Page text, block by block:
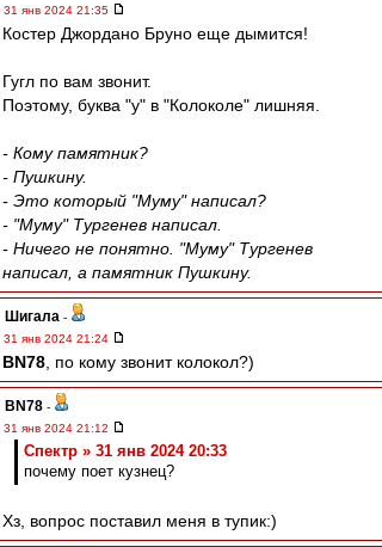
31 янв 2024 21:35
Костер Джордано Бруно еще дымится!
Гугл по вам звонит.
Поэтому, буква "у" в "Колоколе" лишняя.
- Кому памятник?
- Пушкину.
- Это который "Муму" написал?
- "Муму" Тургенев написал.
- Ничего не понятно. "Муму" Тургенев
написал, а памятник Пушкину.
Шигала -
31 янв 2024 21:24
BN78 , по кому звонит колокол?)
BN78 -
31 янв 2024 21:12
Спектр » 31 янв 2024 20:33
почему поет кузнец?
Хз, вопрос поставил меня в тупик:)